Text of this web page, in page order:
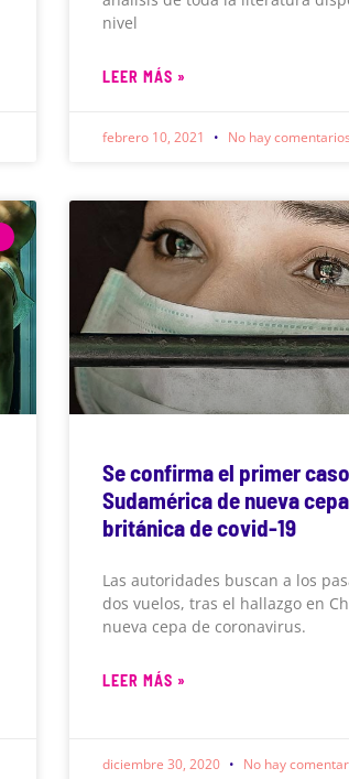
nivel
LEER MÁS »
febrero 10, 2021 No hay comentarios
Se confirma el primer
Sudamérica de nueva cepa
británica de covid-19
Las autoridades buscan a los
dos vuelos, tras el hallazgo en
nueva cepa de coronavirus.
LEER MÁS »
diciembre 30, 2020 No hay